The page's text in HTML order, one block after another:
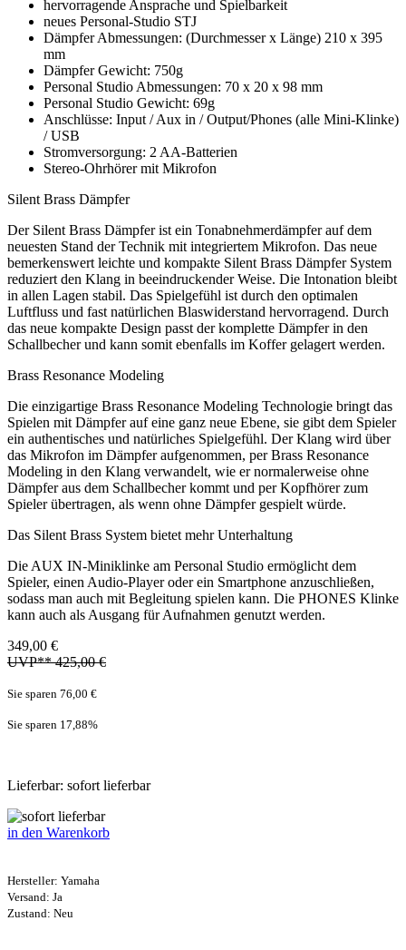
hervorragende Ansprache und Spielbarkeit
neues Personal-Studio STJ
Dämpfer Abmessungen: (Durchmesser x Länge) 210 x 395
mm
Dämpfer Gewicht: 750g
Personal Studio Abmessungen: 70 x 20 x 98 mm
Personal Studio Gewicht: 69g
Anschlüsse: Input / Aux in / Output/Phones (alle Mini-Klinke)
/ USB
Stromversorgung: 2 AA-Batterien
Stereo-Ohrhörer mit Mikrofon
Silent Brass Dämpfer
Der Silent Brass Dämpfer ist ein Tonabnehmerdämpfer auf dem
neuesten Stand der Technik mit integriertem Mikrofon. Das neue
bemerkenswert leichte und kompakte Silent Brass Dämpfer System
reduziert den Klang in beeindruckender Weise. Die Intonation bleibt
in allen Lagen stabil. Das Spielgefühl ist durch den optimalen
Luftfluss und fast natürlichen Blaswiderstand hervorragend. Durch
das neue kompakte Design passt der komplette Dämpfer in den
Schallbecher und kann somit ebenfalls im Koffer gelagert werden.
Brass Resonance Modeling
Die einzigartige Brass Resonance Modeling Technologie bringt das
Spielen mit Dämpfer auf eine ganz neue Ebene, sie gibt dem Spieler
ein authentisches und natürliches Spielgefühl. Der Klang wird über
das Mikrofon im Dämpfer aufgenommen, per Brass Resonance
Modeling in den Klang verwandelt, wie er normalerweise ohne
Dämpfer aus dem Schallbecher kommt und per Kopfhörer zum
Spieler übertragen, als wenn ohne Dämpfer gespielt würde.
Das Silent Brass System bietet mehr Unterhaltung
Die AUX IN-Miniklinke am Personal Studio ermöglicht dem
Spieler, einen Audio-Player oder ein Smartphone anzuschließen,
sodass man auch mit Begleitung spielen kann. Die PHONES Klinke
kann auch als Ausgang für Aufnahmen genutzt werden.
349,00 €
UVP** 425,00 €
Sie sparen 76,00 €
Sie sparen 17,88%
Lieferbar: sofort lieferbar
in den Warenkorb
Hersteller: Yamaha
Versand: Ja
Zustand: Neu